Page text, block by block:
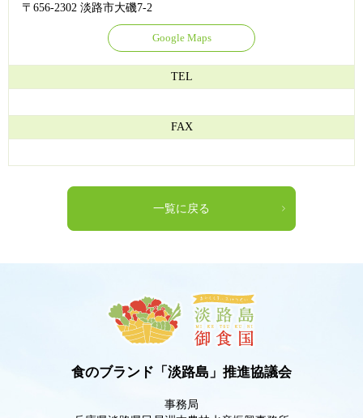
〒656-2302 淡路市大磯7-2
Google Maps
TEL
FAX
一覧に戻る
食のブランド「淡路島」推進協議会
事務局